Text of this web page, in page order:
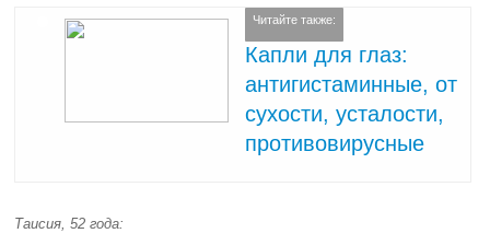
Читайте также:
Капли для глаз:
антигистаминные, от
сухости, усталости,
противовирусные
Таисия, 52 года: